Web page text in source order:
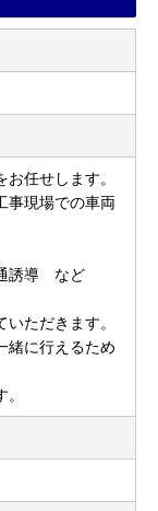
任せします。
事現場での車両
誘導 など
ただきます。
緒に行えるため